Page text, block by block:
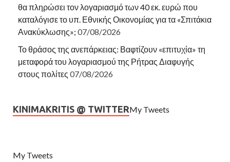
θα πληρώσει τον λογαριασμό των 40 εκ. ευρώ που
καταλόγισε το υπ. Εθνικής Οικονομίας για τα «Σπιτάκια
Ανακύκλωσης»; 07/08/2026
Το θράσος της ανεπάρκειας: Βαφτίζουν «επιτυχία» τη
μεταφορά του λογαριασμού της Ρήτρας Διαφυγής
στους πολίτες 07/08/2026
KINIMAKRITIS @ TWITTERMy Tweets
My Tweets